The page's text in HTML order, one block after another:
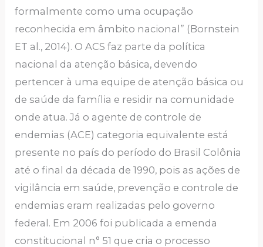
formalmente como uma ocupação
reconhecida em âmbito nacional” (Bornstein
ET al., 2014). O ACS faz parte da política
nacional da atenção básica, devendo
pertencer à uma equipe de atenção básica ou
de saúde da família e residir na comunidade
onde atua. Já o agente de controle de
endemias (ACE) categoria equivalente está
presente no país do período do Brasil Colônia
até o final da década de 1990, pois as ações de
vigilância em saúde, prevenção e controle de
endemias eram realizadas pelo governo
federal. Em 2006 foi publicada a emenda
constitucional n° 51 que cria o processo